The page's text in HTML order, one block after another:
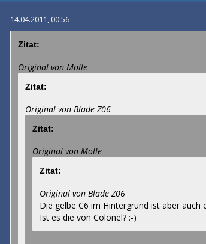
14.04.2011, 00:56
Zitat:
Original von Molle
Zitat:
Original von Blade Z06
Zitat:
Original von Molle
Zitat:
Original von Blade Z06
Die gelbe C6 im Hintergrund ist aber auch
Ist es die von Colonel? :-)